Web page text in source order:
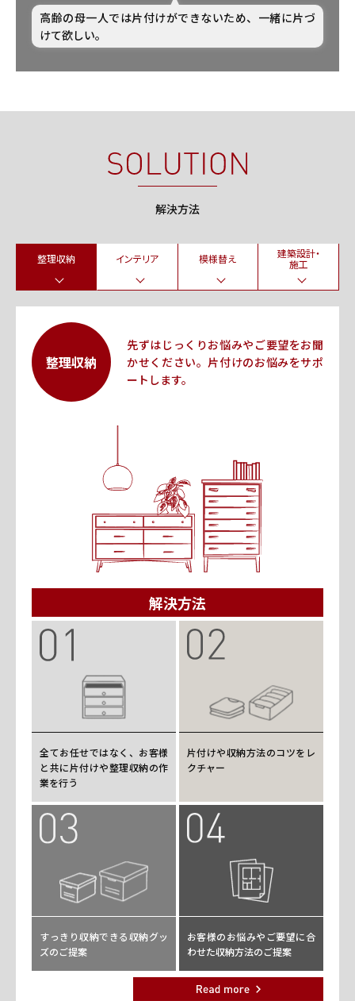
高齢の母一人では片付けができないため、一緒に片づ
けて欲しい。
解決方法
整理収納 インテリア 模様替え
建築設計・
施工
整理収納
先ずはじっくりお悩みやご要望をお聞
かせください。片付けのお悩みをサポ
ートします。
解決方法
全てお任せではなく、お客様
と共に片付けや整理収納の作
業を行う
片付けや収納方法のコツをレ
クチャー
すっきり収納できる収納グッ
ズのご提案
お客様のお悩みやご要望に合
わせた収納方法のご提案